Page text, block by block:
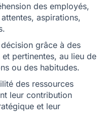
des employés,
aspirations,
grâce à des
pertinentes, au lieu de
ou des habitudes.
des ressources
leur contribution
et leur